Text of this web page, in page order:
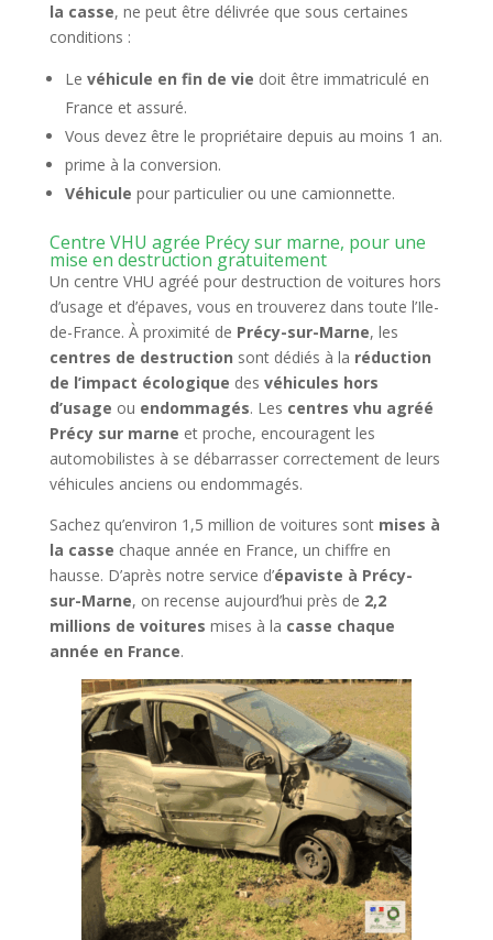
la casse, ne peut être délivrée que sous certaines
conditions :
Le véhicule en fin de vie doit être immatriculé en
France et assuré.
Vous devez être le propriétaire depuis au moins 1 an.
prime à la conversion.
Véhicule pour particulier ou une camionnette.
Centre VHU agrée Précy sur marne, pour une
mise en destruction gratuitement
Un centre VHU agréé pour destruction de voitures hors
d’usage et d’épaves, vous en trouverez dans toute l’Ile-
de-France. À proximité de Précy-sur-Marne, les
centres de destruction sont dédiés à la réduction
de l’impact écologique des véhicules hors
d’usage ou endommagés. Les centres vhu agréé
Précy sur marne et proche, encouragent les
automobilistes à se débarrasser correctement de leurs
véhicules anciens ou endommagés.
Sachez qu’environ 1,5 million de voitures sont mises à
la casse chaque année en France, un chiffre en
hausse. D’après notre service d’épaviste à Précy-
sur-Marne, on recense aujourd’hui près de 2,2
millions de voitures mises à la casse chaque
année en France.